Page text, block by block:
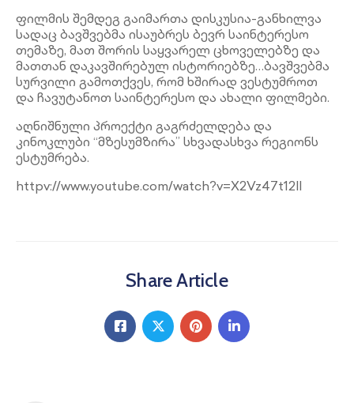
ფილმის შემდეგ გაიმართა დისკუსია-განხილვა
სადაც ბავშვებმა ისაუბრეს ბევრ საინტერესო
თემაზე, მათ შორის საყვარელ ცხოველებზე და
მათთან დაკავშირებულ ისტორიებზე…ბავშვებმა
სურვილი გამოთქვეს, რომ ხშირად ვესტუმროთ
და ჩავუტანოთ საინტერესო და ახალი ფილმები.
აღნიშნული პროექტი გაგრძელდება და
კინოკლუბი “მზესუმზირა” სხვადასხვა რეგიონს
ესტუმრება.
httpv://www.youtube.com/watch?v=X2Vz47t12lI
Share Article